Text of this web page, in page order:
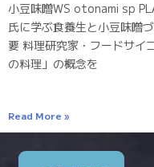
小豆味噌WS otonami sp
氏に学ぶ食養生と小豆味噌
要 料理研究家・フードサイ
の料理」の概念を
Read More »